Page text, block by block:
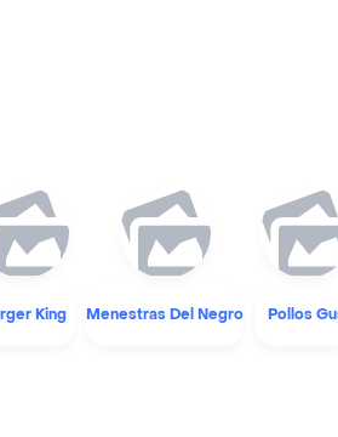
King Menestras Del Negro Pollos